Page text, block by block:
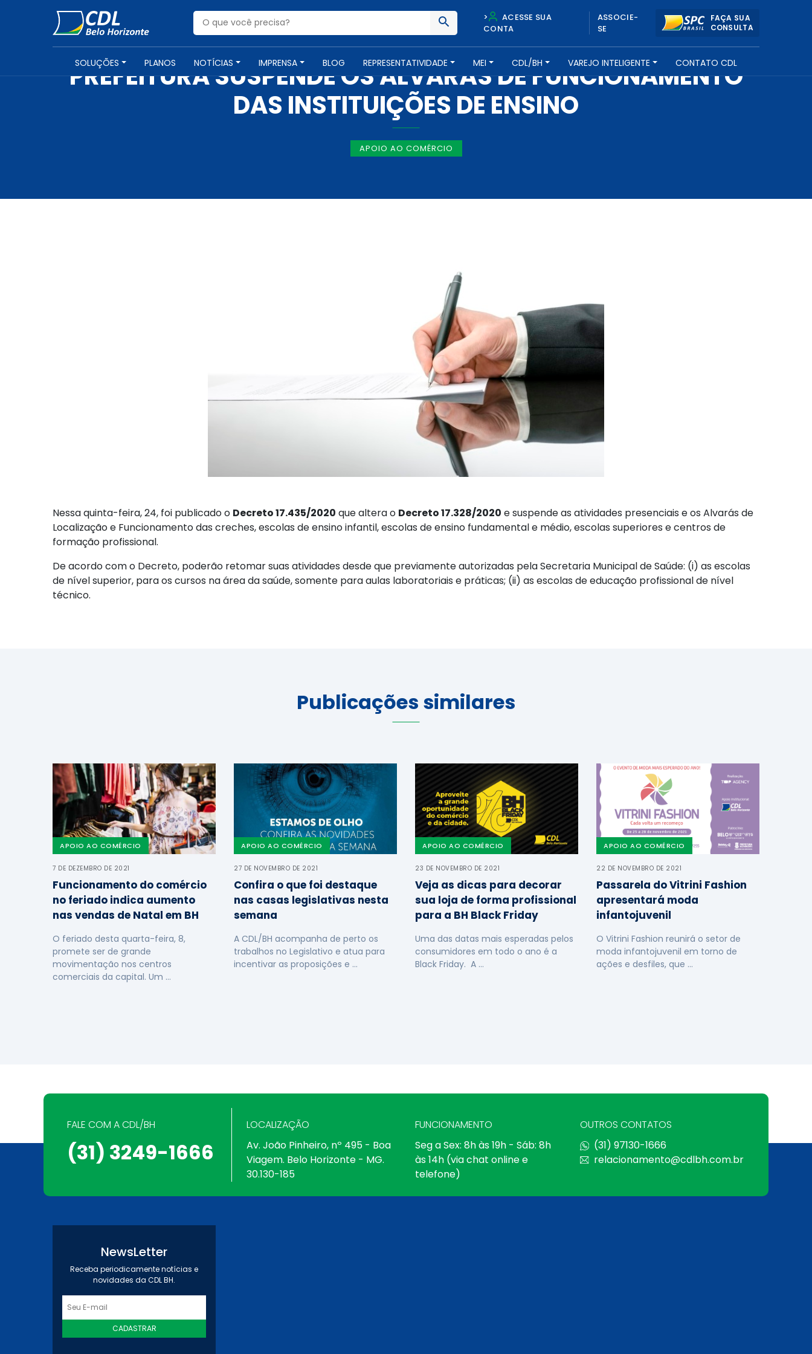
>
ACESSE SUA
CONTA
ASSOCIE-
SE
FAÇA SUA
CONSULTA
SOLUÇÕES PLANOS NOTÍCIAS IMPRENSA BLOG REPRESENTATIVIDADE MEI CDL/BH VAREJO INTELIGENTE CONTATO CDL
NOTÍCIAS -25 DE SETEMBRO DE 2020
PREFEITURA SUSPENDE OS ALVARÁS DE FUNCIONAMENTO
DAS INSTITUIÇÕES DE ENSINO
APOIO AO COMÉRCIO
Nessa quinta-feira, 24, foi publicado o Decreto 17.435/2020 que altera o Decreto 17.328/2020 e suspende as atividades presenciais e os Alvarás de
Localização e Funcionamento das creches, escolas de ensino infantil, escolas de ensino fundamental e médio, escolas superiores e centros de
formação profissional.
De acordo com o Decreto, poderão retomar suas atividades desde que previamente autorizadas pela Secretaria Municipal de Saúde: (i) as escolas
de nível superior, para os cursos na área da saúde, somente para aulas laboratoriais e práticas; (ii) as escolas de educação profissional de nível
técnico.
Publicações similares
APOIO AO COMÉRCIO
7 DE DEZEMBRO DE 2021
Funcionamento do comércio
no feriado indica aumento
nas vendas de Natal em BH
O feriado desta quarta-feira, 8,
promete ser de grande
movimentação nos centros
comerciais da capital. Um …
APOIO AO COMÉRCIO
27 DE NOVEMBRO DE 2021
Confira o que foi destaque
nas casas legislativas nesta
semana
A CDL/BH acompanha de perto os
trabalhos no Legislativo e atua para
incentivar as proposições e …
APOIO AO COMÉRCIO
23 DE NOVEMBRO DE 2021
Veja as dicas para decorar
sua loja de forma profissional
para a BH Black Friday
Uma das datas mais esperadas pelos
consumidores em todo o ano é a
Black Friday. A …
APOIO AO COMÉRCIO
22 DE NOVEMBRO DE 2021
Passarela do Vitrini Fashion
apresentará moda
infantojuvenil
O Vitrini Fashion reunirá o setor de
moda infantojuvenil em torno de
ações e desfiles, que …
FALE COM A CDL/BH
(31) 3249-1666
LOCALIZAÇÃO
Av. João Pinheiro, nº 495 - Boa
Viagem. Belo Horizonte - MG.
30.130-185
FUNCIONAMENTO
Seg a Sex: 8h às 19h - Sáb: 8h
às 14h (via chat online e
telefone)
OUTROS CONTATOS
(31) 97130-1666
relacionamento@cdlbh.com.br
NewsLetter
Receba periodicamente notícias e
novidades da CDL BH.
CADASTRAR